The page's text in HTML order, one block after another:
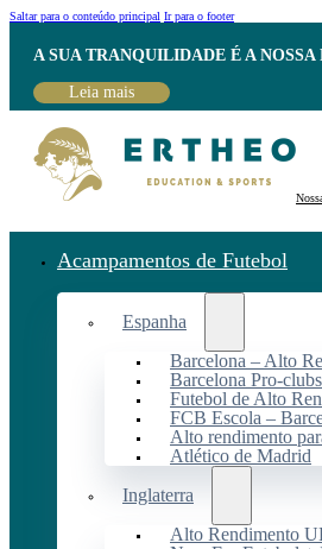
Saltar para o conteúdo principal Ir para o footer
A SUA TRANQUILIDADE É A
Leia mais
Acampamentos de Futebol
Espanha
Barcelona – Alto
Barcelona Pro-
Futebol de Alto
FCB Escola –
Alto rendimento
Atlético de Madrid
Inglaterra
Alto Rendimento